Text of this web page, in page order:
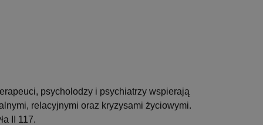
psycholodzy i psychiatrzy wspierają
relacyjnymi oraz kryzysami życiowymi.
II 117.